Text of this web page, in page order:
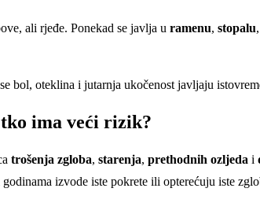
ali rjeđe. Ponekad se javlja u ramenu, stopalu,
bol, oteklina i jutarnja ukočenost javljaju
ima veći rizik?
trošenja zgloba, starenja, prethodnih ozljeda i
izvode iste pokrete ili opterećuju iste